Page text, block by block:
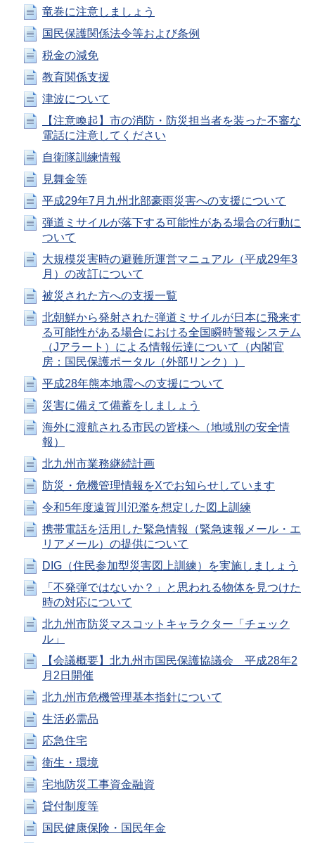
竜巻に注意しましょう
国民保護関係法令等および条例
税金の減免
教育関係支援
津波について
【注意喚起】市の消防・防災担当者を装った不審な
電話に注意してください
自衛隊訓練情報
見舞金等
平成29年7月九州北部豪雨災害への支援について
弾道ミサイルが落下する可能性がある場合の行動に
ついて
大規模災害時の避難所運営マニュアル（平成29年3
月）の改訂について
被災された方への支援一覧
北朝鮮から発射された弾道ミサイルが日本に飛来す
る可能性がある場合における全国瞬時警報システム
（Jアラート）による情報伝達について（内閣官
房：国民保護ポータル（外部リンク））
平成28年熊本地震への支援について
災害に備えて備蓄をしましょう
海外に渡航される市民の皆様へ（地域別の安全情
報）
北九州市業務継続計画
防災・危機管理情報をXでお知らせしています
令和5年度遠賀川氾濫を想定した図上訓練
携帯電話を活用した緊急情報（緊急速報メール・エ
リアメール）の提供について
DIG（住民参加型災害図上訓練）を実施しましょう
「不発弾ではないか？」と思われる物体を見つけた
時の対応について
北九州市防災マスコットキャラクター「チェック
ル」
【会議概要】北九州市国民保護協議会 平成28年2
月2日開催
北九州市危機管理基本指針について
生活必需品
応急住宅
衛生・環境
宅地防災工事資金融資
貸付制度等
国民健康保険・国民年金